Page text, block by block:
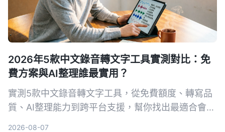
2026年5款中文錄音轉文字工具實測對比：免
費方案與AI整理誰最實用？
實測5款中文錄音轉文字工具，從免費額度、轉寫品
質、AI整理能力到跨平台支援，幫你找出最適合會議
2026-08-07